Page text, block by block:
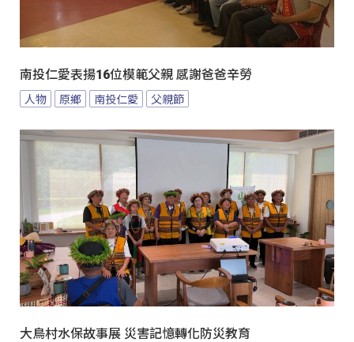
南投仁愛表揚16位模範父親 感謝爸爸辛勞
人物 原鄉 南投仁愛 父親節
大鳥村水保故事展 災害記憶轉化防災教育